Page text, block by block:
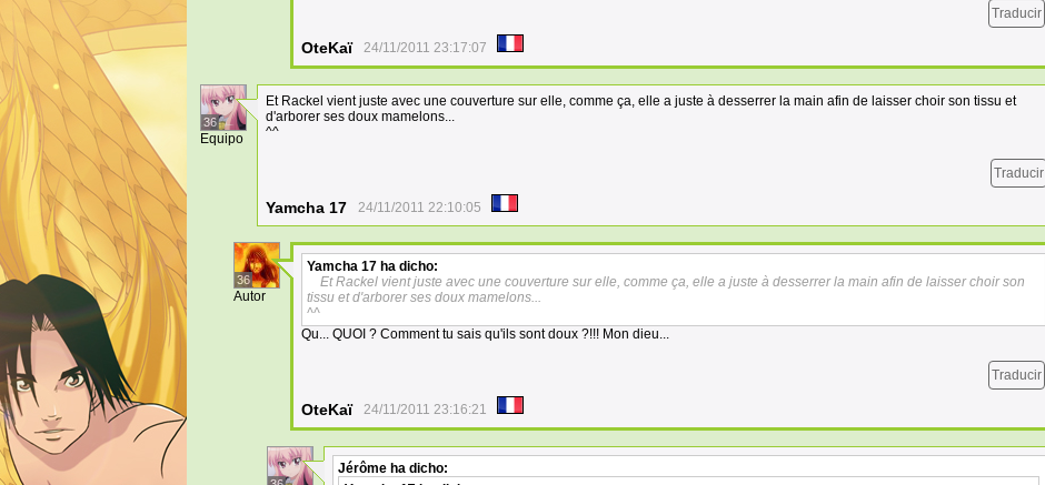
Traducir
OteKaï 24/11/2011 23:17:07
36
Equipo
Et Rackel vient juste avec une couverture sur elle, comme ça, elle a juste à desserrer la main afin de laisser choir son tissu et
d'arborer ses doux mamelons...
^^
Traducir
Yamcha 17 24/11/2011 22:10:05
36
Autor
Yamcha 17 ha dicho:
Et Rackel vient juste avec une couverture sur elle, comme ça, elle a juste à desserrer la main afin de laisser choir son
tissu et d'arborer ses doux mamelons...
^^
Qu... QUOI ? Comment tu sais qu'ils sont doux ?!!! Mon dieu...
Traducir
OteKaï 24/11/2011 23:16:21
Jérôme ha dicho: